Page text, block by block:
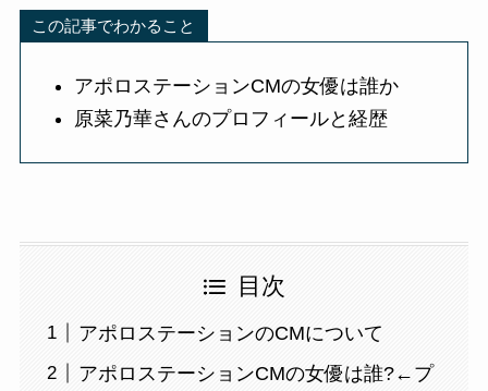
この記事でわかること
アポロステーションCMの女優は誰か
原菜乃華さんのプロフィールと経歴
目次
アポロステーションのCMについて
アポロステーションCMの女優は誰?←プ